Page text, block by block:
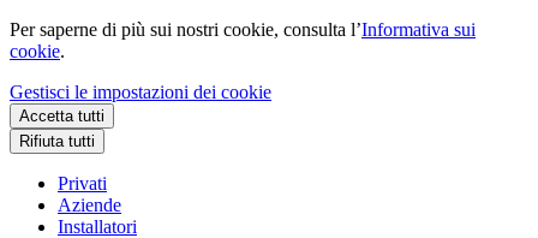
Per saperne di più sui nostri cookie, consulta l’Informativa sui
cookie.
Gestisci le impostazioni dei cookie
Accetta tutti
Rifiuta tutti
Privati
Aziende
Installatori